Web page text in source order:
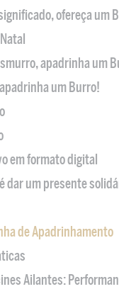
ofereça um
apadrinha um
um Burro!
em formato digital
dar um presente
de Apadrinhamento
Ailantes: